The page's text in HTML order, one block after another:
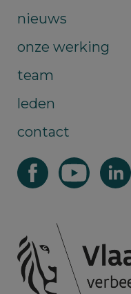
nieuws
onze werking
team
leden
contact